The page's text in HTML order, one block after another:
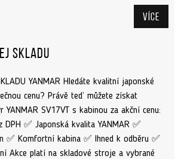
Více
skladu
YANMAR Hledáte kvalitní japonské
cenu? Právě teď můžete získat
YANMAR SV17VT s kabinou za akční cenu:
✅ Japonská kvalita YANMAR ✅
✅ Komfortní kabina ✅ Ihned k odběru ✅
Akce platí na skladové stroje a vybrané